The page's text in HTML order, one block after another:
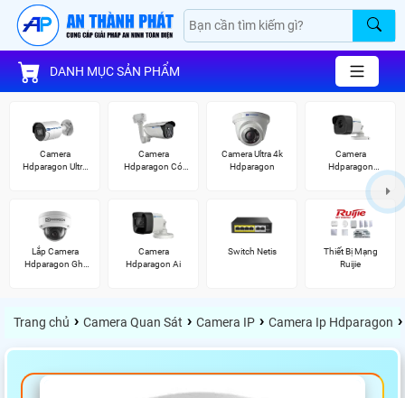
DANH MỤC SẢN PHẨM
Camera
Hdparagon Ultra
Camera
Hdparagon Có
Camera Ultra 4k
Hdparagon
Camera
Hdparagon
Lắp Camera
Hdparagon Ghi
Camera
Hdparagon Ai
Switch Netis
Thiết Bị Mạng
Ruijie
Trang chủ › Camera Quan Sát › Camera IP › Camera Ip Hdparagon ›